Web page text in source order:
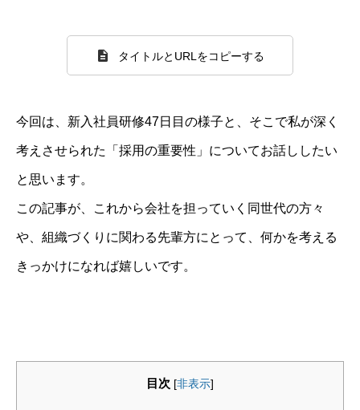
タイトルとURLをコピーする
今回は、新入社員研修47日目の様子と、そこで私が深く
考えさせられた「採用の重要性」についてお話ししたい
と思います。
この記事が、これから会社を担っていく同世代の方々
や、組織づくりに関わる先輩方にとって、何かを考える
きっかけになれば嬉しいです。
目次 [非表示]